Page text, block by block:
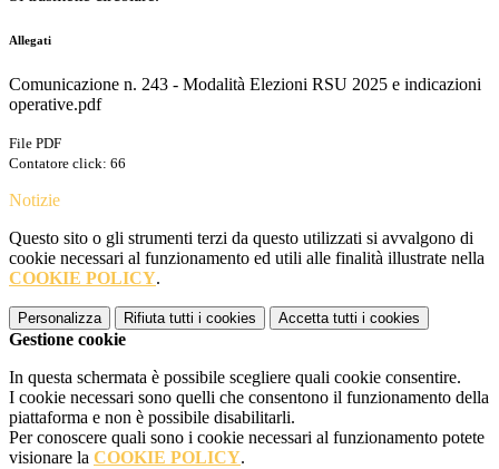
Allegati
Comunicazione n. 243 - Modalità Elezioni RSU 2025 e indicazioni
operative.pdf
File PDF
Contatore click: 66
Notizie
Questo sito o gli strumenti terzi da questo utilizzati si avvalgono di
cookie necessari al funzionamento ed utili alle finalità illustrate nella
COOKIE POLICY.
Personalizza Rifiuta tutti i cookies Accetta tutti i cookies
Gestione cookie
In questa schermata è possibile scegliere quali cookie consentire.
I cookie necessari sono quelli che consentono il funzionamento della
piattaforma e non è possibile disabilitarli.
Per conoscere quali sono i cookie necessari al funzionamento potete
visionare la COOKIE POLICY.